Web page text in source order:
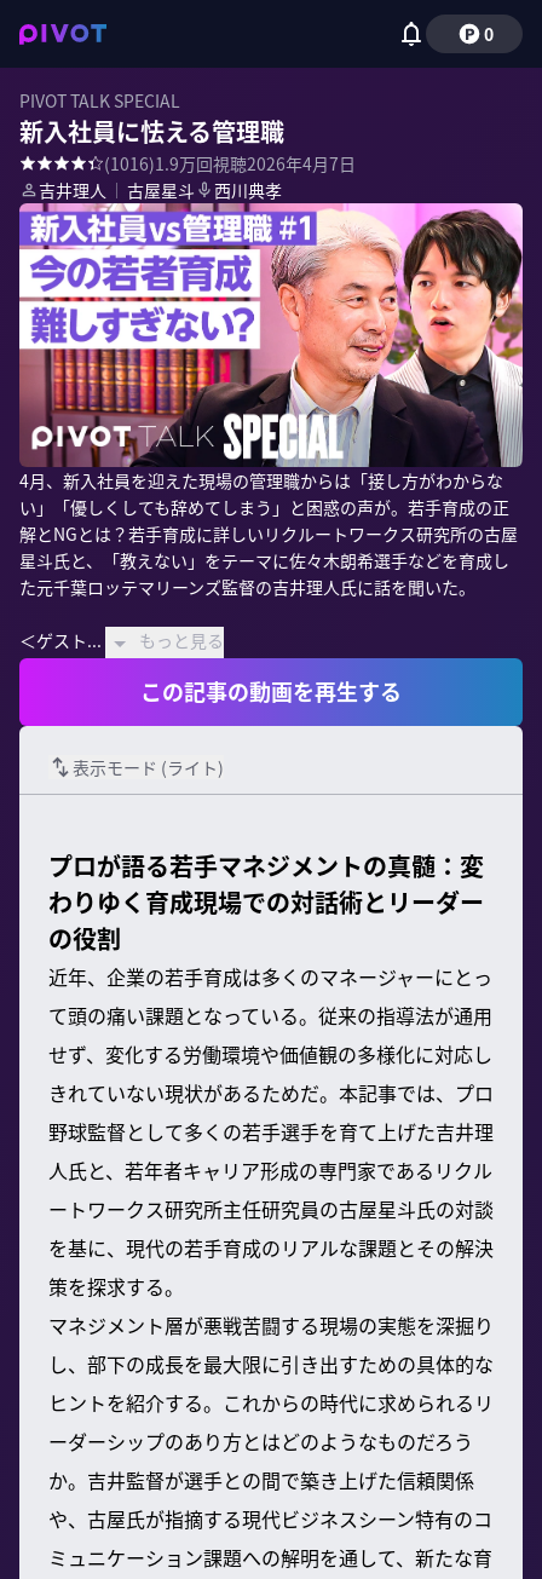
0
PIVOT TALK SPECIAL
新入社員に怯える管理職
(1016)1.9万回視聴2026年4月7日
吉井理人 ｜ 古屋星斗 西川典孝
4月、新入社員を迎えた現場の管理職からは「接し方がわからな
い」「優しくしても辞めてしまう」と困惑の声が。若手育成の正
解とNGとは？若手育成に詳しいリクルートワークス研究所の古屋
星斗氏と、「教えない」をテーマに佐々木朗希選手などを育成し
た元千葉ロッテマリーンズ監督の吉井理人氏に話を聞いた。
＜ゲスト... もっと見る
この記事の動画を再生する
表示モード (ライト)
プロが語る若手マネジメントの真髄：変
わりゆく育成現場での対話術とリーダー
の役割
近年、企業の若手育成は多くのマネージャーにとっ
て頭の痛い課題となっている。従来の指導法が通用
せず、変化する労働環境や価値観の多様化に対応し
きれていない現状があるためだ。本記事では、プロ
野球監督として多くの若手選手を育て上げた吉井理
人氏と、若年者キャリア形成の専門家であるリクル
ートワークス研究所主任研究員の古屋星斗氏の対談
を基に、現代の若手育成のリアルな課題とその解決
策を探求する。
マネジメント層が悪戦苦闘する現場の実態を深掘り
し、部下の成長を最大限に引き出すための具体的な
ヒントを紹介する。これからの時代に求められるリ
ーダーシップのあり方とはどのようなものだろう
か。吉井監督が選手との間で築き上げた信頼関係
や、古屋氏が指摘する現代ビジネスシーン特有のコ
ミュニケーション課題への解明を通して、新たな育